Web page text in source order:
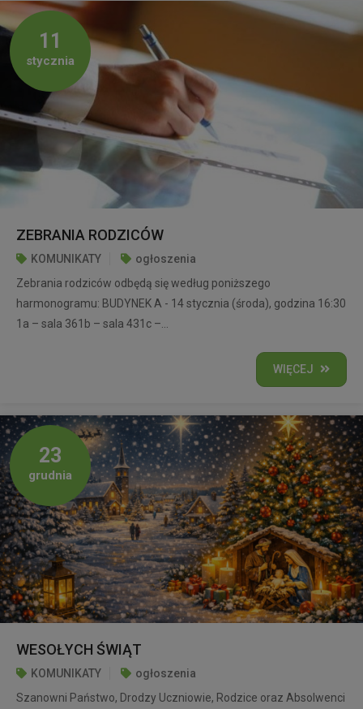
11
stycznia
ZEBRANIA RODZICÓW
KOMUNIKATY
ogłoszenia
Zebrania rodziców odbędą się według poniższego
harmonogramu: BUDYNEK A - 14 stycznia (środa), godzina 16:30
1a – sala 361b – sala 431c –...
WIĘCEJ
23
grudnia
WESOŁYCH ŚWIĄT
KOMUNIKATY
ogłoszenia
Szanowni Państwo, Drodzy Uczniowie, Rodzice oraz Absolwenci